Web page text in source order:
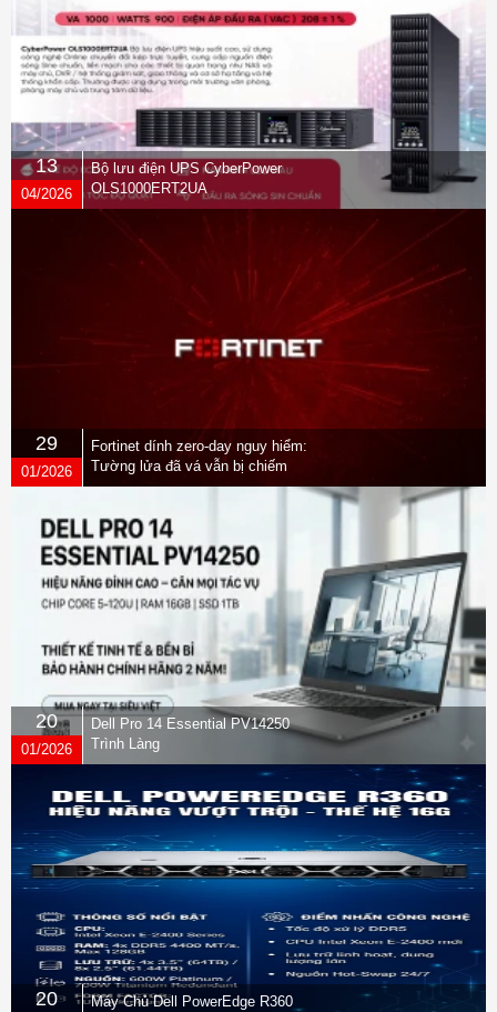
13
04/2026
Bộ lưu điện UPS CyberPower
OLS1000ERT2UA
29
01/2026
Fortinet dính zero-day nguy hiểm:
Tường lửa đã vá vẫn bị chiếm
quyền
20
01/2026
Dell Pro 14 Essential PV14250
Trình Làng
20 Máy Chủ Dell PowerEdge R360